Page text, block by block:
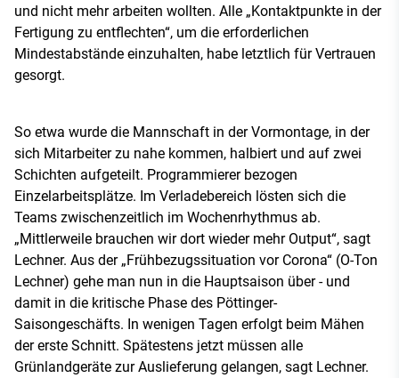
und nicht mehr arbeiten wollten. Alle „Kontaktpunkte in der
Fertigung zu entflechten“, um die erforderlichen
Mindestabstände einzuhalten, habe letztlich für Vertrauen
gesorgt.
So etwa wurde die Mannschaft in der Vormontage, in der
sich Mitarbeiter zu nahe kommen, halbiert und auf zwei
Schichten aufgeteilt. Programmierer bezogen
Einzelarbeitsplätze. Im Verladebereich lösten sich die
Teams zwischenzeitlich im Wochenrhythmus ab.
„Mittlerweile brauchen wir dort wieder mehr Output“, sagt
Lechner. Aus der „Frühbezugssituation vor Corona“ (O-Ton
Lechner) gehe man nun in die Hauptsaison über - und
damit in die kritische Phase des Pöttinger-
Saisongeschäfts. In wenigen Tagen erfolgt beim Mähen
der erste Schnitt. Spätestens jetzt müssen alle
Grünlandgeräte zur Auslieferung gelangen, sagt Lechner.